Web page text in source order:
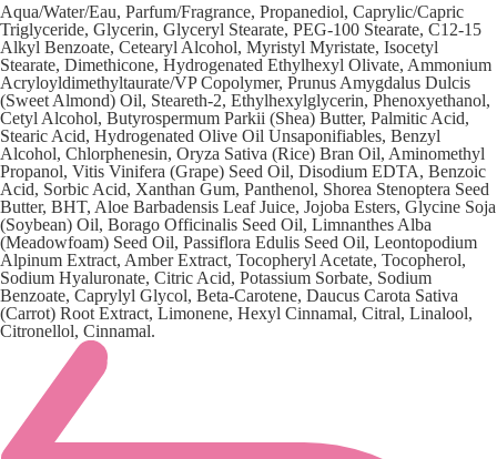
Aqua/Water/Eau, Parfum/Fragrance, Propanediol, Caprylic/Capric
Triglyceride, Glycerin, Glyceryl Stearate, PEG-100 Stearate, C12-15
Alkyl Benzoate, Cetearyl Alcohol, Myristyl Myristate, Isocetyl
Stearate, Dimethicone, Hydrogenated Ethylhexyl Olivate, Ammonium
Acryloyldimethyltaurate/VP Copolymer, Prunus Amygdalus Dulcis
(Sweet Almond) Oil, Steareth-2, Ethylhexylglycerin, Phenoxyethanol,
Cetyl Alcohol, Butyrospermum Parkii (Shea) Butter, Palmitic Acid,
Stearic Acid, Hydrogenated Olive Oil Unsaponifiables, Benzyl
Alcohol, Chlorphenesin, Oryza Sativa (Rice) Bran Oil, Aminomethyl
Propanol, Vitis Vinifera (Grape) Seed Oil, Disodium EDTA, Benzoic
Acid, Sorbic Acid, Xanthan Gum, Panthenol, Shorea Stenoptera Seed
Butter, BHT, Aloe Barbadensis Leaf Juice, Jojoba Esters, Glycine Soja
(Soybean) Oil, Borago Officinalis Seed Oil, Limnanthes Alba
(Meadowfoam) Seed Oil, Passiflora Edulis Seed Oil, Leontopodium
Alpinum Extract, Amber Extract, Tocopheryl Acetate, Tocopherol,
Sodium Hyaluronate, Citric Acid, Potassium Sorbate, Sodium
Benzoate, Caprylyl Glycol, Beta-Carotene, Daucus Carota Sativa
(Carrot) Root Extract, Limonene, Hexyl Cinnamal, Citral, Linalool,
Citronellol, Cinnamal.